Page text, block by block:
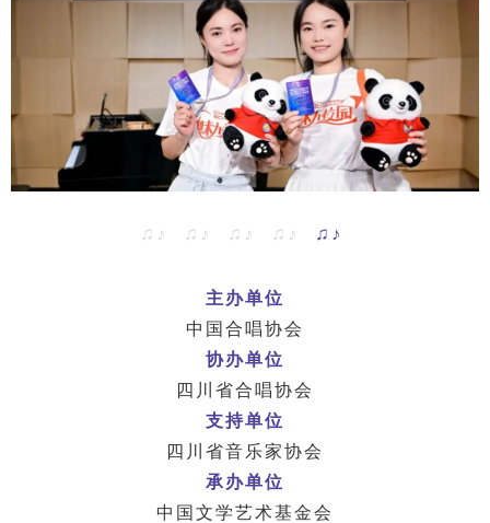
♫♪ ♫♪ ♫♪ ♫♪ ♫♪
主办单位
中国合唱协会
协办单位
四川省合唱协会
支持单位
四川省音乐家协会
承办单位
中国文学艺术基金会